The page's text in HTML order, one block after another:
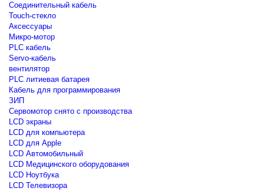
Соединительный кабель
Touch-стекло
Аксессуары
Микро-мотор
PLC кабель
Servo-кабель
вентилятор
PLC литиевая батарея
Кабель для программирования
ЗИП
Сервомотор снято с производства
LCD экраны
LCD для компьютера
LCD для Apple
LCD Автомобильный
LCD Медицинского оборудования
LCD Ноутбука
LCD Телевизора